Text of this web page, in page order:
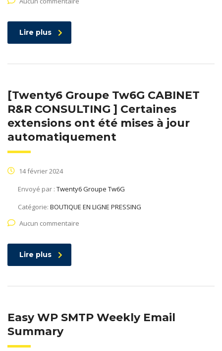
Lire plus
[Twenty6 Groupe Tw6G CABINET
R&R CONSULTING ] Certaines
extensions ont été mises à jour
automatiquement
14 février 2024
Envoyé par : Twenty6 Groupe Tw6G
Catégorie: BOUTIQUE EN LIGNE PRESSING
Aucun commentaire
Lire plus
Easy WP SMTP Weekly Email
Summary